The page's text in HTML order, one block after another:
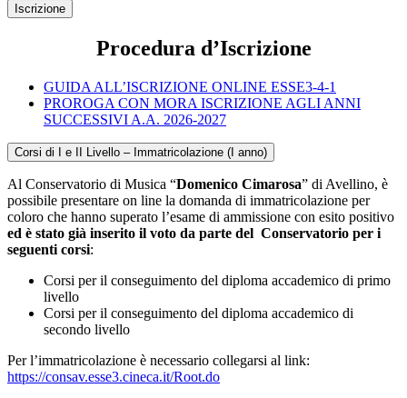
Iscrizione
Procedura d’Iscrizione
GUIDA ALL’ISCRIZIONE ONLINE ESSE3-4-1
PROROGA CON MORA ISCRIZIONE AGLI ANNI
SUCCESSIVI A.A. 2026-2027
Corsi di I e II Livello – Immatricolazione (I anno)
Al Conservatorio di Musica “Domenico Cimarosa” di Avellino, è
possibile presentare on line la domanda di immatricolazione per
coloro che hanno superato l’esame di ammissione con esito positivo
ed è stato già inserito il voto da parte del Conservatorio per i
seguenti corsi:
Corsi per il conseguimento del diploma accademico di primo
livello
Corsi per il conseguimento del diploma accademico di
secondo livello
Per l’immatricolazione è necessario collegarsi al link:
https://consav.esse3.cineca.it/Root.do